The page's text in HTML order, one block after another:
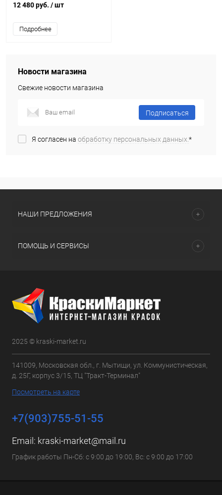
12 480 руб. / шт
Подробнее
Новости магазина
Свежие новости магазина
Подписаться
Я согласен на обработку персональных данных.*
НАШИ ПРЕДЛОЖЕНИЯ
ПОМОЩЬ И СЕРВИСЫ
2025 © kraski-market.ru
141009, Московская обл., г. Мытищи, ул. Коммунистическая,
д. 25Г, корпус 3/15, ТЦ "Тракт-Терминал"
Посмотреть на карте
+7(903)755-51-55
Email: kraski-market@mail.ru
График работы Пн-Сб: с 9:00 до 19:00, Вс: с 9:00 до 17:00